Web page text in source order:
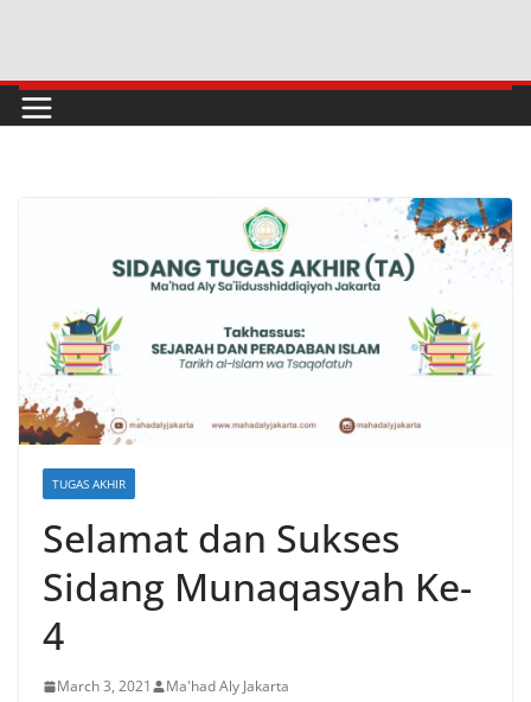
content
TUGAS AKHIR
Selamat dan Sukses
Sidang Munaqasyah Ke-
4
March 3, 2021 Ma'had Aly Jakarta